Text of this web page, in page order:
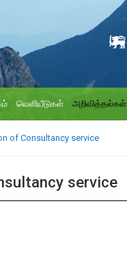
வெளியீடுகள் அறிவித்தல்கள்
of Consultancy service
service